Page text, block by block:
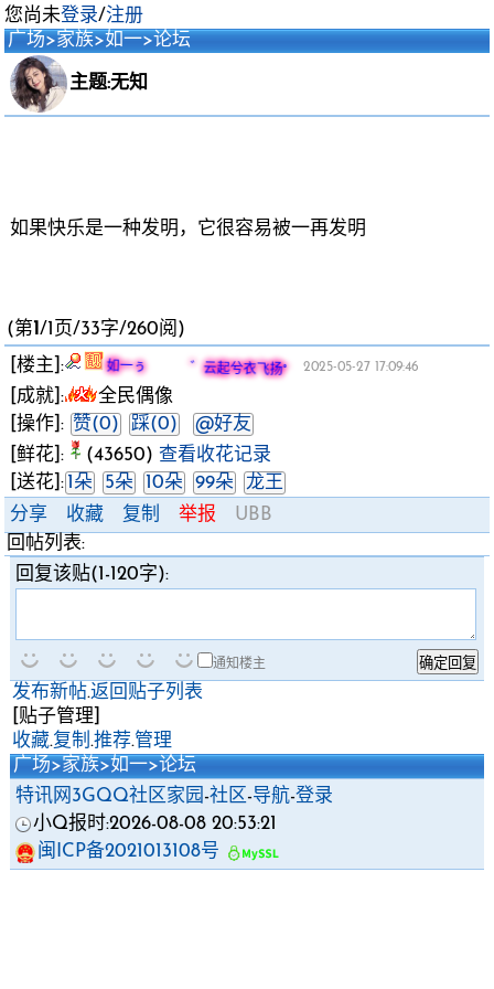
您尚未登录/注册
广场>家族>如一>论坛
主题:无知
如果快乐是一种发明，它很容易被一再发明
(第1 /1页/33字/260阅)
[楼主]:
如一ぅ ゛云起兮衣飞扬° 2025-05-27 17:09:46
[成就]:
全民偶像
[操作]: 赞(0) 踩(0)
@好友
[鲜花]:
(43650) 查看收花记录
[送花]: 1朵 5朵 10朵 99朵
龙王
分享
收藏 复制 举报
UBB
回帖列表:
回复该贴(1-120字):
通知楼主
发布新帖.返回贴子列表
[贴子管理]
收藏.复制 .推荐.管理
广场>家族>如一>论坛
特讯网3GQQ社区家园 -社区 -导航-登录
小Q报时:2026-08-08 20:53:21
闽ICP备2021013108号